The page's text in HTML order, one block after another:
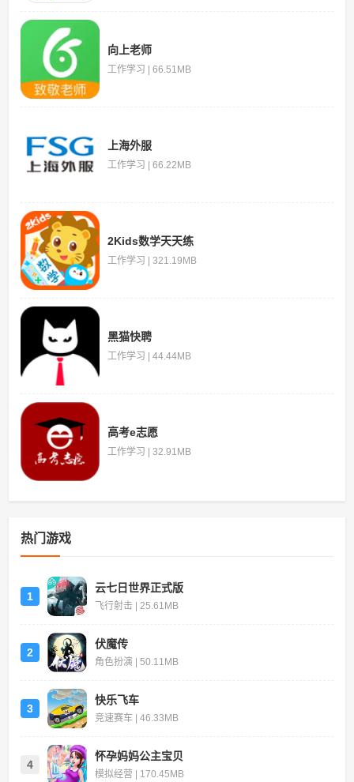
向上老师
工作学习 | 66.51MB
上海外服
工作学习 | 66.22MB
2Kids数学天天练
工作学习 | 321.19MB
黑猫快聘
工作学习 | 44.44MB
高考e志愿
工作学习 | 32.91MB
热门游戏
1
云七日世界正式版
飞行射击 | 25.61MB
2
伏魔传
角色扮演 | 50.11MB
3
快乐飞车
竞速赛车 | 46.33MB
4
怀孕妈妈公主宝贝
模拟经营 | 170.45MB